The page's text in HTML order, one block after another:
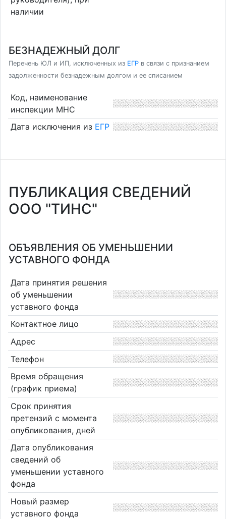
наличии
БЕЗНАДЕЖНЫЙ ДОЛГ
Перечень ЮЛ и ИП, исключенных из ЕГР в связи с признанием
задолженности безнадежным долгом и ее списанием
Код, наименование
инспекции МНС
Дата исключения из ЕГР
ПУБЛИКАЦИЯ СВЕДЕНИЙ
ООО "ТИНС"
ОБЪЯВЛЕНИЯ ОБ УМЕНЬШЕНИИ
УСТАВНОГО ФОНДА
Дата принятия решения
об уменьшении
уставного фонда
Контактное лицо
Адрес
Телефон
Время обращения
(график приема)
Срок принятия
претензий с момента
опубликования, дней
Дата опубликования
сведений об
уменьшении уставного
фонда
Новый размер
уставного фонда